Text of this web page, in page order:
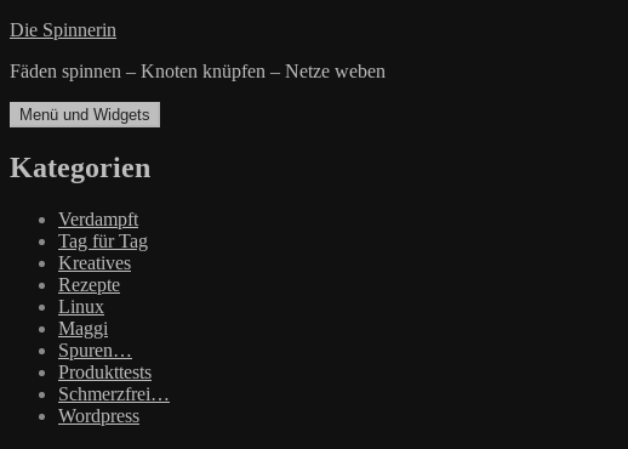
Zum
springen
Die Spinnerin
Fäden spinnen – Knoten knüpfen – Netze weben
Menü und Widgets
Kategorien
Verdampft
Tag für Tag
Kreatives
Rezepte
Linux
Maggi
Spuren…
Produkttests
Schmerzfrei…
Wordpress